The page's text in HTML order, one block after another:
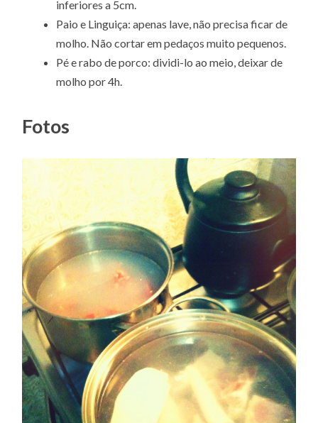
inferiores a 5cm.
Paio e Linguiça: apenas lave, não precisa ficar de
molho. Não cortar em pedaços muito pequenos.
Pé e rabo de porco: dividi-lo ao meio, deixar de
molho por 4h.
Fotos